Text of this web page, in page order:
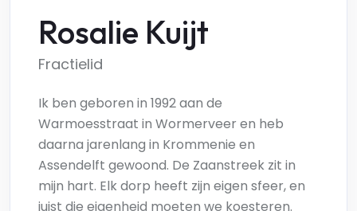
Rosalie Kuijt
Fractielid
Ik ben geboren in 1992 aan de
Warmoesstraat in Wormerveer en heb
daarna jarenlang in Krommenie en
Assendelft gewoond. De Zaanstreek zit in
mijn hart. Elk dorp heeft zijn eigen sfeer, en
juist die eigenheid moeten we koesteren.